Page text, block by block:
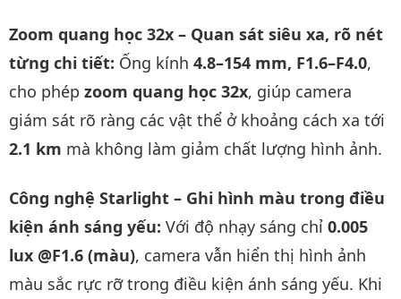
Zoom quang học 32x – Quan sát siêu xa, rõ nét
từng chi tiết: Ống kính 4.8–154 mm, F1.6–F4.0,
cho phép zoom quang học 32x, giúp camera
giám sát rõ ràng các vật thể ở khoảng cách xa tới
2.1 km mà không làm giảm chất lượng hình ảnh.
Công nghệ Starlight – Ghi hình màu trong điều
kiện ánh sáng yếu: Với độ nhạy sáng chỉ 0.005
lux @F1.6 (màu), camera vẫn hiển thị hình ảnh
màu sắc rực rỡ trong điều kiện ánh sáng yếu. Khi